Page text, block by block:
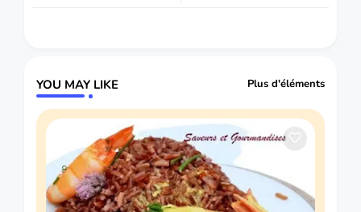
YOU MAY LIKE Plus d'éléments